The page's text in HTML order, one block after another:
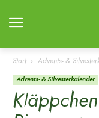
Start Advents- &
Advents- & Silvesterkalender